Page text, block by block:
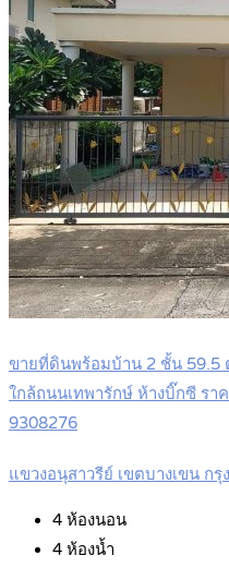
ขายที่ดินพร้อมบ้าน 2 ชั้น 59.5
ใกล้ถนนเทพารักษ์ ห้างบิ๊กซี รา
9308276
แขวงอนุสาวรีย์ เขตบางเขน ก
4 ห้องนอน
4 ห้องน้ำ